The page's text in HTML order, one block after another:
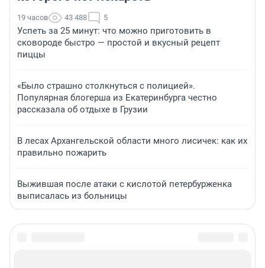
19 часов 43 488 5
Успеть за 25 минут: что можно приготовить в
сковороде быстро — простой и вкусный рецепт
пиццы
«Было страшно столкнуться с полицией».
Популярная блогерша из Екатеринбурга честно
рассказала об отдыхе в Грузии
В лесах Архангельской области много лисичек: как их
правильно пожарить
Выжившая после атаки с кислотой петербурженка
выписалась из больницы